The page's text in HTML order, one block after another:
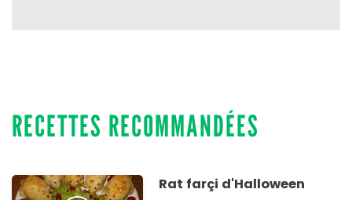
RECETTES RECOMMANDÉES
Rat farçi d'Halloween